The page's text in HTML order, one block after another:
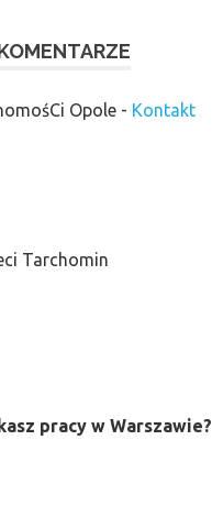
Opole- Kontakt
Tarchomin
pracy w Warszawie?